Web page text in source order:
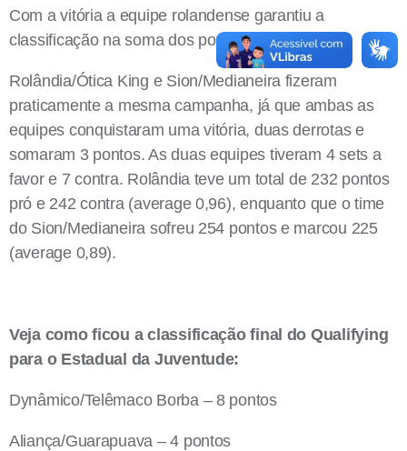
Com a vitória a equipe rolandense garantiu a
classificação na soma dos pontos average.
Rolândia/Ótica King e Sion/Medianeira fizeram
praticamente a mesma campanha, já que ambas as
equipes conquistaram uma vitória, duas derrotas e
somaram 3 pontos. As duas equipes tiveram 4 sets a
favor e 7 contra. Rolândia teve um total de 232 pontos
pró e 242 contra (average 0,96), enquanto que o time
do Sion/Medianeira sofreu 254 pontos e marcou 225
(average 0,89).
Veja como ficou a classificação final do Qualifying
para o Estadual da Juventude:
Dynâmico/Telêmaco Borba – 8 pontos
Aliança/Guarapuava – 4 pontos